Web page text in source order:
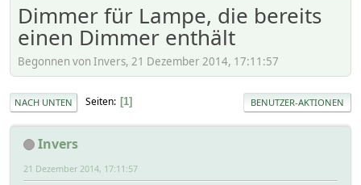
Dimmer für Lampe, die bereits
einen Dimmer enthält
Begonnen von Invers, 21 Dezember 2014, 17:11:57
NACH UNTEN Seiten 1 BENUTZER-AKTIONEN
Invers
21 Dezember 2014, 17:11:57